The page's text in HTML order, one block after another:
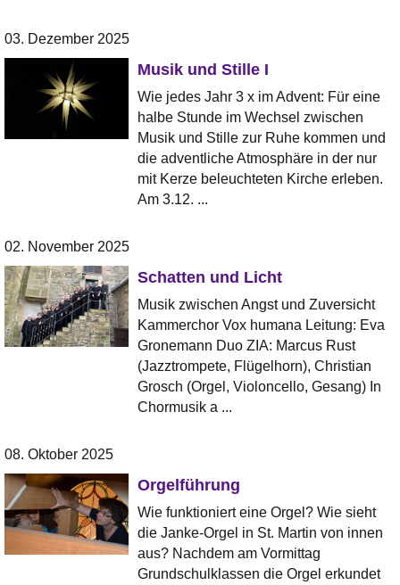
03. Dezember 2025
Musik und Stille I
Wie jedes Jahr 3 x im Advent: Für eine
halbe Stunde im Wechsel zwischen
Musik und Stille zur Ruhe kommen und
die adventliche Atmosphäre in der nur
mit Kerze beleuchteten Kirche erleben.
Am 3.12. ...
02. November 2025
Schatten und Licht
Musik zwischen Angst und Zuversicht
Kammerchor Vox humana Leitung: Eva
Gronemann Duo ZIA: Marcus Rust
(Jazztrompete, Flügelhorn), Christian
Grosch (Orgel, Violoncello, Gesang) In
Chormusik a ...
08. Oktober 2025
Orgelführung
Wie funktioniert eine Orgel? Wie sieht
die Janke-Orgel in St. Martin von innen
aus? Nachdem am Vormittag
Grundschulklassen die Orgel erkundet